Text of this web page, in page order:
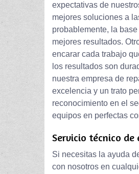
expectativas de
mejores soluciones a
probablemente, la
mejores resultados.
encarar cada trabajo
los resultados son
nuestra empresa de
excelencia y un trato
reconocimiento en el
equipos en perfectas
Servicio técnico de
Si necesitas la ayuda
con nosotros en